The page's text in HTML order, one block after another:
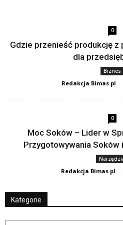
0
Gdzie przenieść produkcję
dla
Biznes
Redakcja Bimas.pl -
0
Moc Soków – Lider w
Przygotowywania Soków
Redakcja Bimas.pl -
Kategorie
Kategorie